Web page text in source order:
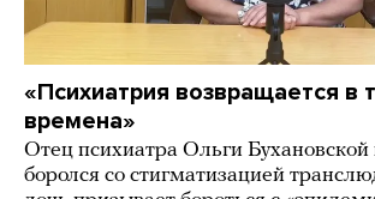
«Психиатрия возвращается в
времена»
Отец психиатра Ольги
боролся со стигматизацией